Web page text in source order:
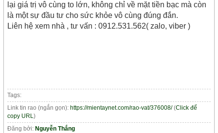
lại giá trị vô cùng to lớn, không chỉ về mặt tiền bạc mà còn
là một sự đầu tư cho sức khỏe vô cùng đúng đắn.
Liên hệ xem nhà , tư vấn : 0912.531.562( zalo, viber )
Tags:
Link tin rao (ngắn gọn): https://mientaynet.com/rao-vat/376008/(Click để
copy URL)
Đăng bởi: Nguyễn Thắng